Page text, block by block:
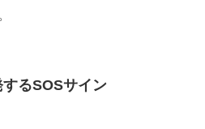
るSOSサイン